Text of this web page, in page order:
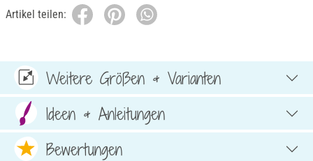
Artikel teilen:
Weitere Größen & Varianten
Ideen & Anleitungen
Bewertungen